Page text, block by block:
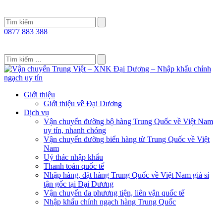
0877 883 388
Giới thiệu
Giới thiệu về Đại Dương
Dịch vụ
Vận chuyển đường bộ hàng Trung Quốc về Việt Nam
uy tín, nhanh chóng
Vận chuyển đường biển hàng từ Trung Quốc về Việt
Nam
Uỷ thác nhập khẩu
Thanh toán quốc tế
Nhập hàng, đặt hàng Trung Quốc về Việt Nam giá sỉ
tận gốc tại Đại Dương
Vận chuyển đa phương tiện, liên vận quốc tế
Nhập khẩu chính ngạch hàng Trung Quốc